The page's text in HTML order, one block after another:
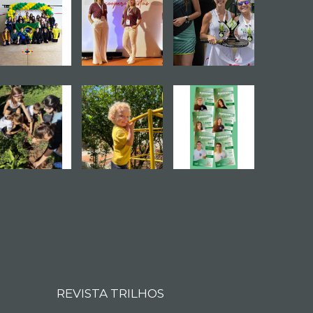
REVISTA TRILHOS